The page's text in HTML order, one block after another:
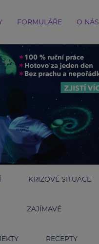
FORMULÁŘE O NÁS
KRIZOVÉ SITUACE
ZAJÍMAVÉ
RECEPTY